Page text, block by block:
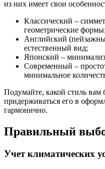
из них имеет свои
Классический –
геометрические
Английский
естественный вид;
Японский –
Современный –
минимальное
Подумайте, какой стиль вам
придерживаться его в
гармонично.
Правильный
Учет климатических